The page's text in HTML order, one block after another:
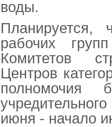
воды.
Планируется,
рабочих
Комитетов
Центров
полномочия
июня - начало